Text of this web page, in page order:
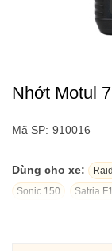
Nhớt Motul
Mã SP: 910016
Dùng cho xe:
Sonic 150
Satria